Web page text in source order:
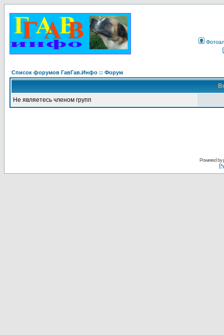
Список форумов ГавГав.Инфо :: Форум
Не являетесь членом групп
Powered by